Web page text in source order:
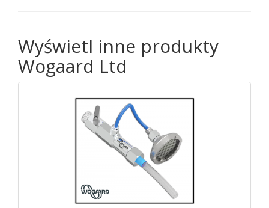
Wyświetl inne produkty
Wogaard Ltd